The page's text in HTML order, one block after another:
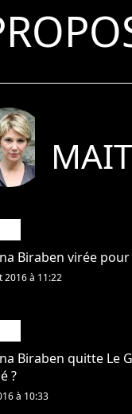
Biraben virée
2016 à 11:22
Biraben quitte Le
?
à 10:33